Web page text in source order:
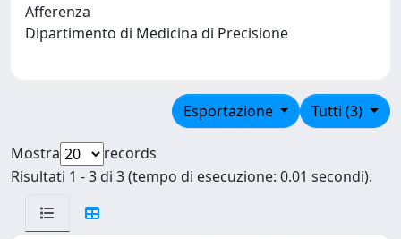
Afferenza
Dipartimento di Medicina di Precisione
Tutti (3)
Esportazione
Mostra
records
Risultati 1 - 3 di 3 (tempo di esecuzione: 0.01 secondi).